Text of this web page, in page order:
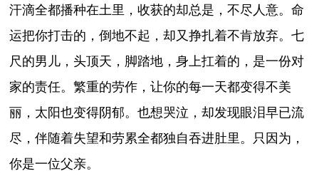
汗滴全都播种在土里，收获的却总是，不尽人意。命
运把你打击的，倒地不起，却又挣扎着不肯放弃。七
尺的男儿，头顶天，脚踏地，身上扛着的，是一份对
家的责任。繁重的劳作，让你的每一天都变得不美
丽，太阳也变得阴郁。也想哭泣，却发现眼泪早已流
尽，伴随着失望和劳累全都独自吞进肚里。只因为，
你是一位父亲。